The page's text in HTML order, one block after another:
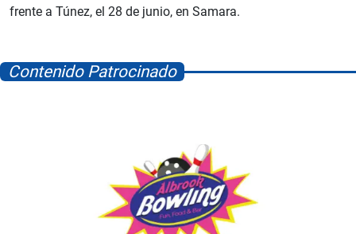
frente a Túnez, el 28 de junio, en Samara.
Contenido Patrocinado